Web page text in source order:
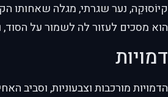
קיוֹסוּקֵה, נער שגרתי, מגלה שאחותו
הוא מסכים לעזור לה לשמור על
דמויות
הדמויות מורכבות וצבעוניות, וסביב